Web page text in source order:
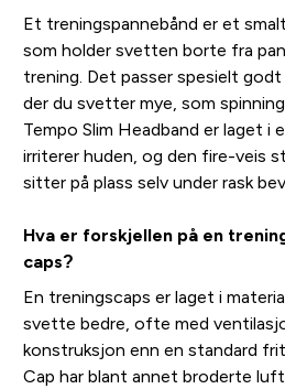
Et treningspannebånd er et
som holder svetten borte fra
trening. Det passer spesielt
der du svetter mye, som
Tempo Slim Headband er laget
irriterer huden, og den fire-veis
sitter på plass selv under rask
Hva er forskjellen på en
caps?
En treningscaps er laget i
svette bedre, ofte med
konstruksjon enn en standard
Cap har blant annet broderte